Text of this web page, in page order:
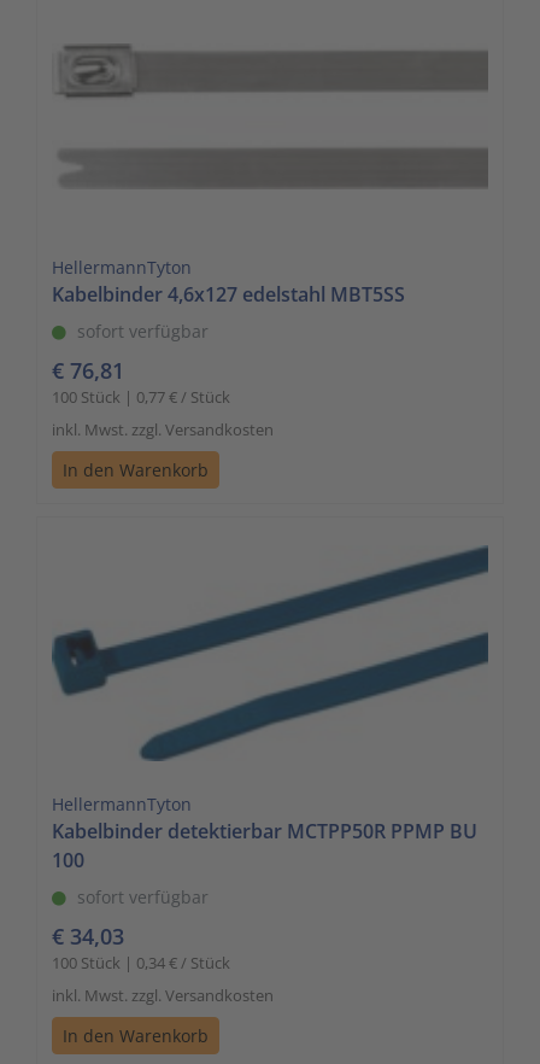
HellermannTyton
Kabelbinder 4,6x127 edelstahl MBT5SS
sofort verfügbar
€ 76,81
100 Stück | 0,77 € / Stück
inkl. Mwst. zzgl. Versandkosten
In den Warenkorb
HellermannTyton
Kabelbinder detektierbar MCTPP50R PPMP BU
100
sofort verfügbar
€ 34,03
100 Stück | 0,34 € / Stück
inkl. Mwst. zzgl. Versandkosten
In den Warenkorb